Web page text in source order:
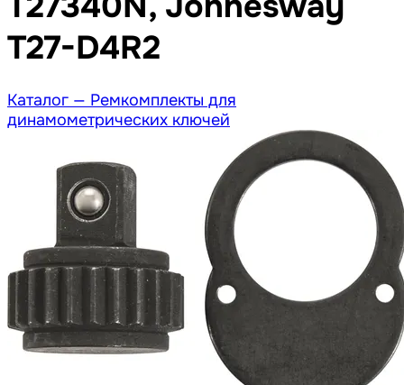
T27-D4R2
Каталог — Ремкомплекты для
динамометрических ключей